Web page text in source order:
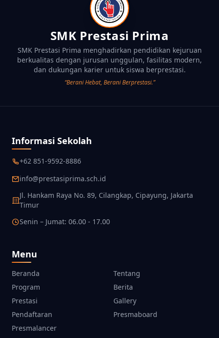
SMK Prestasi Prima
SMK Prestasi Prima menghadirkan pendidikan kejuruan
berkualitas dengan jurusan unggulan, fasilitas modern,
dan dukungan karier untuk siswa berprestasi.
“Berani Hebat, Berani Berprestasi.”
Informasi Sekolah
+62 851-9592-8886
info@prestasiprima.sch.id
Jl. Hankam Raya No. 89, Cilangkap, Cipayung, Jakarta
Timur
Senin – Jumat: 06.00 - 17.00
Menu
Beranda
Tentang
Program
Berita
Prestasi
Gallery
Pendaftaran
Presmaboard
Presmalancer